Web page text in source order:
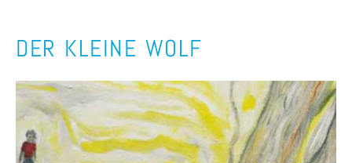
DER KLEINE WOLF